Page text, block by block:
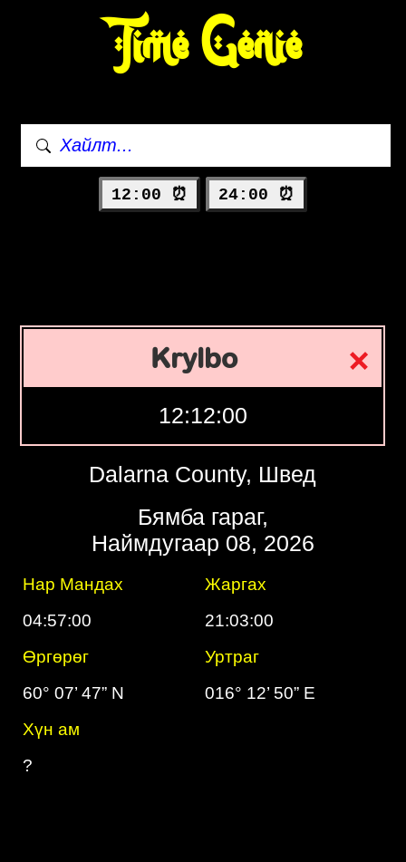
Time Genie
12:00 ⏰ 24:00 ⏰
Krylbo
12:12:01
Dalarna County, Швед
Бямба гараг,
Наймдугаар 08, 2026
Нар Мандах
Жаргах
04:57:00
21:03:00
Өргөрөг
Уртраг
60° 07’ 47” N
016° 12’ 50” E
Хүн ам
?